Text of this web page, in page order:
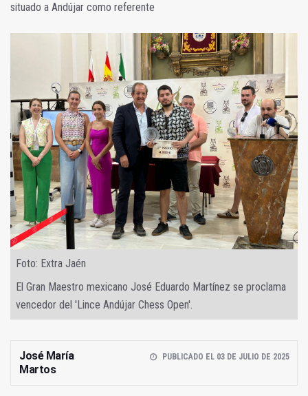
situado a Andújar como referente
Foto: Extra Jaén
El Gran Maestro mexicano José Eduardo Martínez se proclama
vencedor del 'Lince Andújar Chess Open'.
José María
Martos
PUBLICADO EL 03 DE JULIO DE 2025